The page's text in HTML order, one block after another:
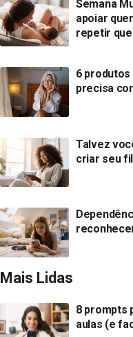
Semana
apoiar
repetir
6
precisa
Talvez
criar seu
Mais Lidas
8 prompts
aulas (e